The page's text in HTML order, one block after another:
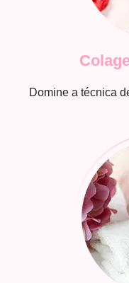
Domine a técnica